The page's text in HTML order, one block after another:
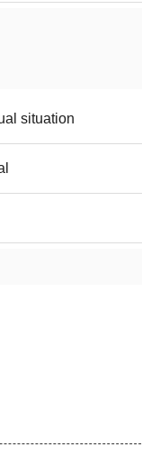
situation